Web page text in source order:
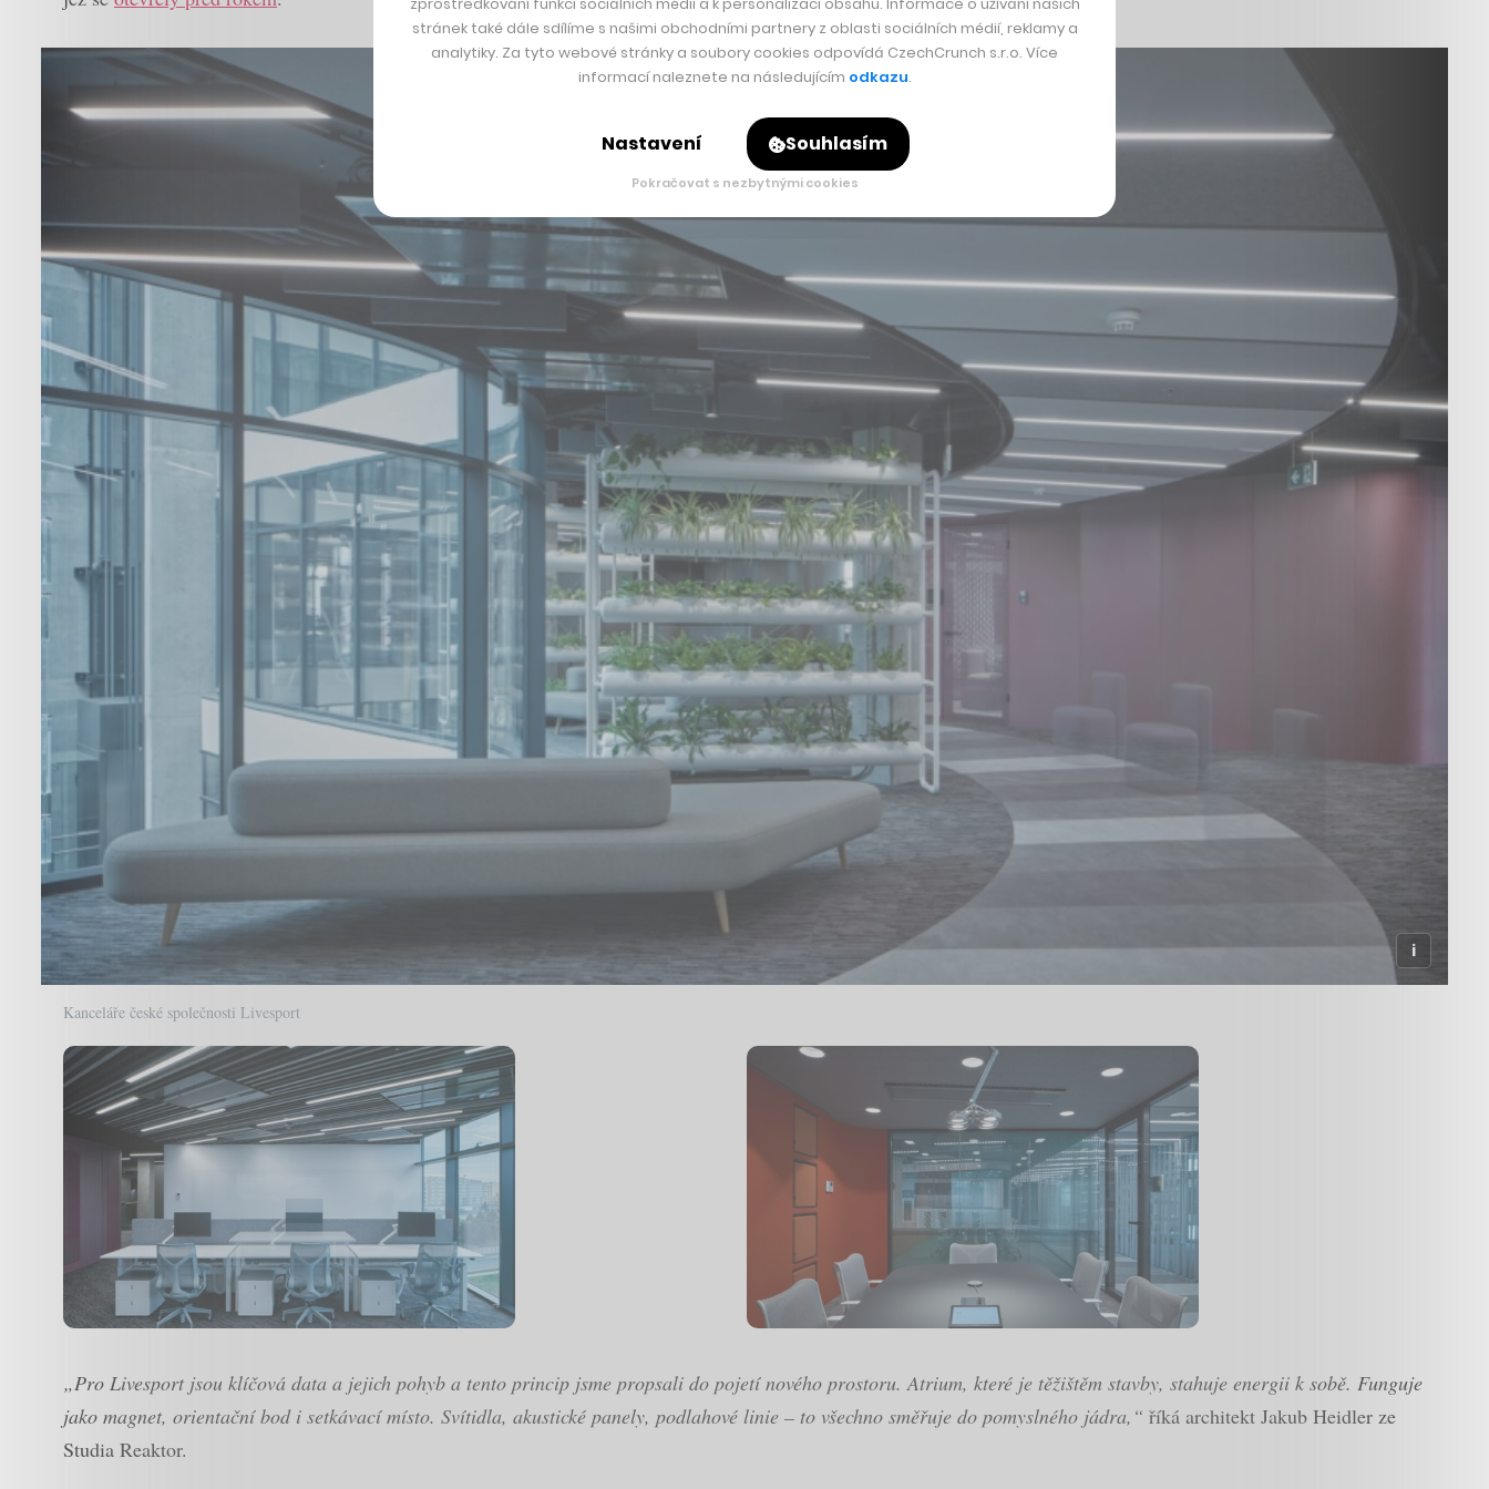
Kanceláře české společnosti Livesport
„Pro Livesport jsou klíčová data a jejich pohyb a tento princip jsme propsali do pojetí nového prostoru. Atrium, které je těžištěm stavby, stahuje energii k sobě. Funguje
jako magnet, orientační bod i setkávací místo. Svítidla, akustické panely, podlahové linie – to všechno směřuje do pomyslného jádra,“ říká architekt Jakub Heidler ze
Studia Reaktor.
stránek také dále sdílíme s našimi obchodními partnery z oblasti sociálních médií, reklamy a
analytiky. Za tyto webové stránky a soubory cookies odpovídá CzechCrunch s.r.o. Více
informací naleznete na následujícím odkazu.
Nastavení Souhlasím
Pokračovat s nezbytnými cookies